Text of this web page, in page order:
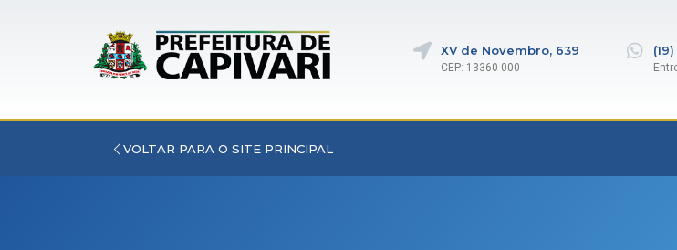
XV de Novembro, 639
CEP: 13360-000
VOLTAR PARA O SITE PRINCIPAL